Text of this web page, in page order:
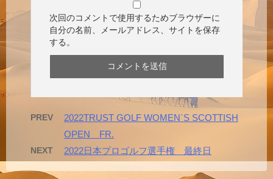
次回のコメントで使用するためブラウザーに
自分の名前、メールアドレス、サイトを保存
する。
PREV
2022TRUST GOLF WOMEN`S SCOTTISH
OPEN FR.
NEXT 2022日本プロゴルフ選手権 最終日